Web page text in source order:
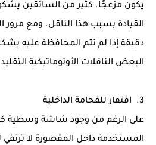
يكون مزعجًا. كثير من السائقين
القيادة بسبب هذا الناقل. ومع مرور
دقيقة إذا لم تتم المحافظة عليه
البعض الناقلات الأوتوماتيكية
3. افتقار للفخامة الداخلية
على الرغم من وجود شاشة وسطية
المستخدمة داخل المقصورة لا